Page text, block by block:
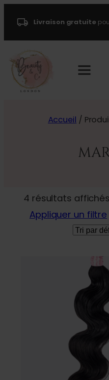
Livraison gratuite
Accueil /
4 résultats affichés
Appliquer un filtre